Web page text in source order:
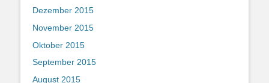
Dezember 2015
November 2015
Oktober 2015
September 2015
August 2015